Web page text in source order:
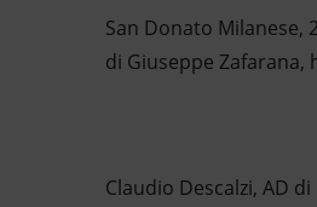
San Donato Milanese,
di Giuseppe
Claudio Descalzi, AD